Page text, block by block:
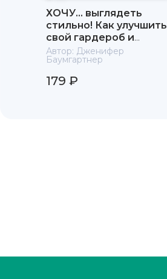
ХОЧУ… выглядеть
стильно! Как улучшить
свой гардероб и
изменить жизнь
Автор: Дженифер
Баумгартнер
179 ₽